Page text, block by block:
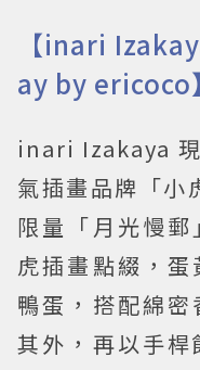
【inari
ay by ericoco】
inari Izakaya
氣插畫品牌「
限量「月光慢
虎插畫點綴，
鴨蛋，搭配綿
其外，再以手